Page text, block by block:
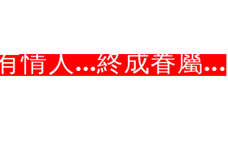
情人...終成眷屬...